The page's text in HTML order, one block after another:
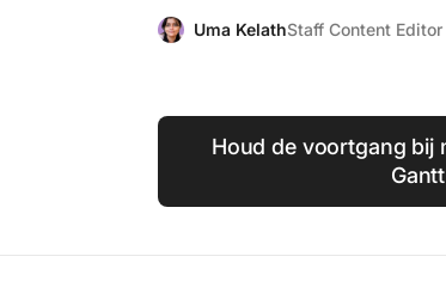
Uma KelathStaff Content Editor
Houd de voortgang bij